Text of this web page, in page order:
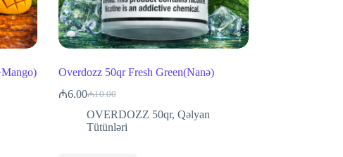
Overdozz 50qr Fresh Green(Nanə)
₼10.00
Original
price
was:
₼6.00Current
price
is:
OVERDOZZ 50qr, Qəlyan
Tütünləri